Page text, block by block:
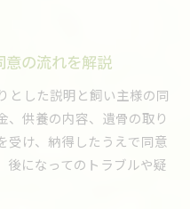
意の流れを解説
とした説明と飼い主様の同
、供養の内容、遺骨の取り
受け、納得したうえで同意
後になってのトラブルや疑